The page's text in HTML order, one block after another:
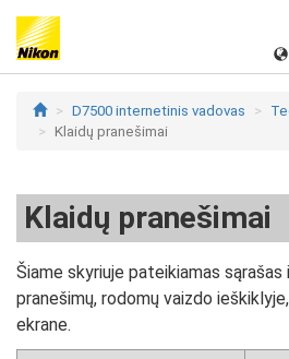
D7500 internetinis vadovas
Klaidų pranešimai
Klaidų pranešimai
Šiame skyriuje pateikiamas sąrašas
pranešimų, rodomų vaizdo
ekrane.